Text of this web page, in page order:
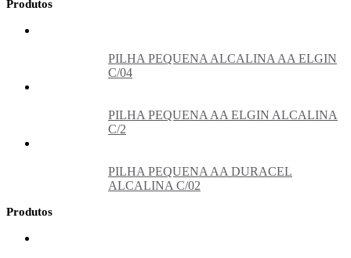
Produtos
PILHA PEQUENA ALCALINA AA ELGIN
C/04
PILHA PEQUENA AA ELGIN ALCALINA
C/2
PILHA PEQUENA AA DURACEL
ALCALINA C/02
Produtos